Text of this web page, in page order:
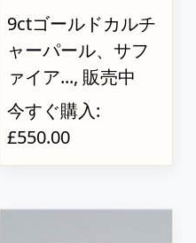
9ctゴールドカルチ
ャーパール、サフ
ァイア..., 販売中
今すぐ購入:
£550.00